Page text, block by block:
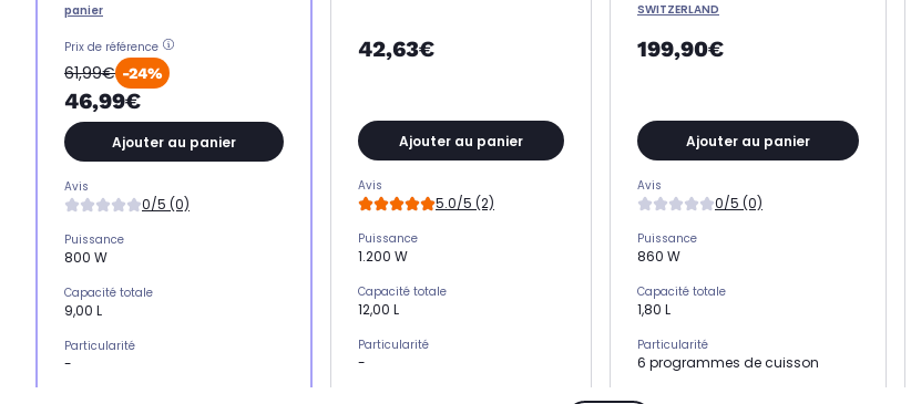
panier
Prix de référence
61,99€ -24%
46,99€
Ajouter au panier
Avis
0/5 (0)
Puissance
800 W
Capacité totale
9,00 L
Particularité
-
42,63€
Ajouter au panier
Avis
5.0/5 (2)
Puissance
1.200 W
Capacité totale
12,00 L
Particularité
-
SWITZERLAND
199,90€
Ajouter au panier
Avis
0/5 (0)
Puissance
860 W
Capacité totale
1,80 L
Particularité
6 programmes de cuisson
Arrêt automatique